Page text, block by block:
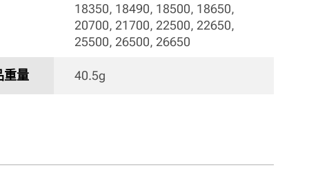
18350, 18490, 18500, 18650,
20700, 21700, 22500, 22650,
25500, 26500, 26650
重量 40.5g